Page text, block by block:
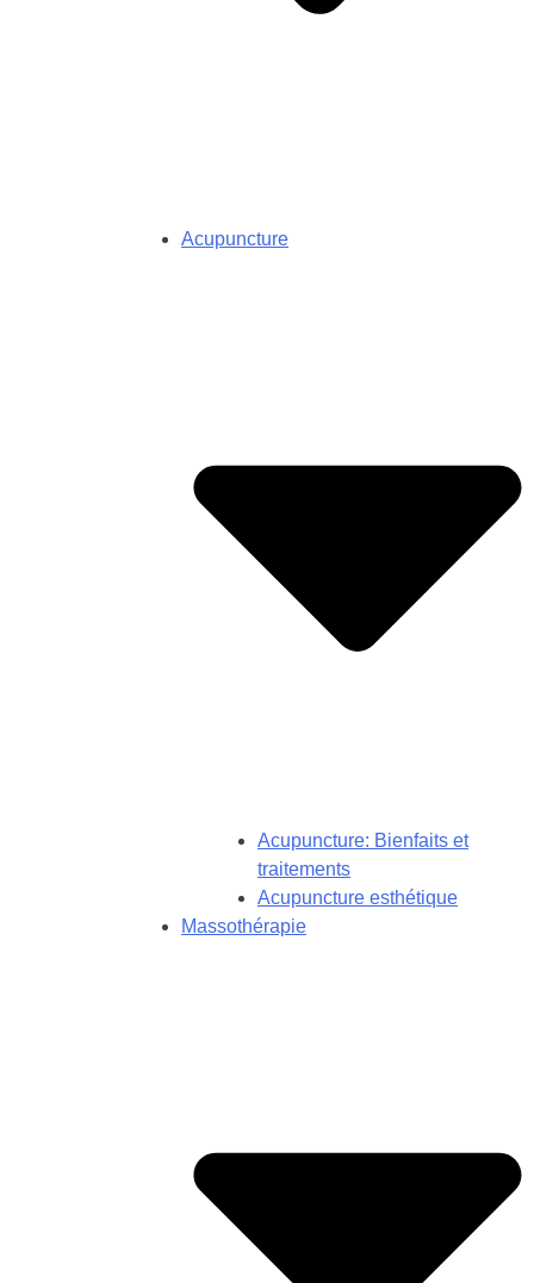
Acupuncture
Acupuncture: Bienfaits et
traitements
Acupuncture esthétique
Massothérapie